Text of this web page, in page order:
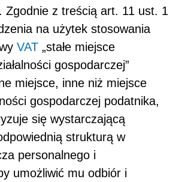
Zgodnie z treścią art. 11 ust. 1
na użytek stosowania
VAT „stałe miejsce
gospodarczej”
miejsce, inne niż miejsce
gospodarczej podatnika,
się wystarczającą
strukturą w
personalnego i
umożliwić mu odbiór i